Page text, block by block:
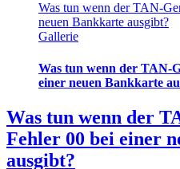
Was tun wenn der TAN-
neuen Bankkarte ausgibt?
Gallerie
Was tun wenn der TAN-
einer neuen Bankkarte
Was tun wenn der
Fehler 00 bei einer
ausgibt?